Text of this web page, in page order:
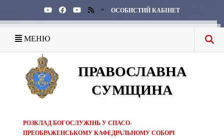
ОСОБИСТИЙ КАБІНЕТ
МЕНЮ
ПРАВОСЛАВНА
СУМЩИНА
РОЗКЛАД БОГОСЛУЖІНЬ У СПАСО-
ПРЕОБРАЖЕНСЬКОМУ КАФЕДРАЛЬНОМУ СОБОРІ